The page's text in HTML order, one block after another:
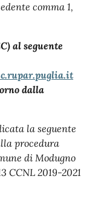
comma 1,
al seguente
dalla
la seguente
procedura
di Modugno
CCNL 2019-2021